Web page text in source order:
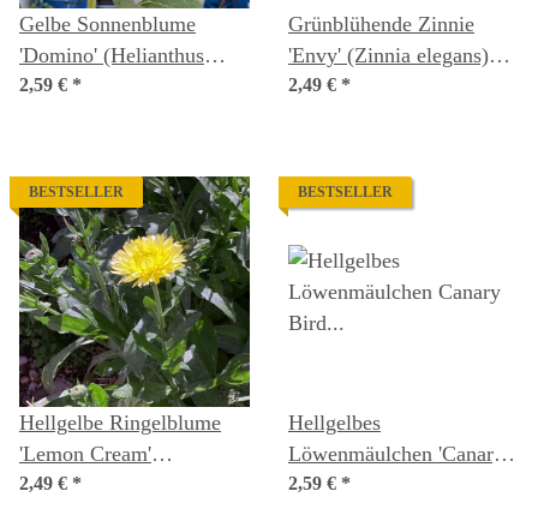
Gelbe Sonnenblume
'Domino' (Helianthus
annuus) Samen
2,59 € *
Grünblühende Zinnie
'Envy' (Zinnia elegans)
Samen
2,49 € *
BESTSELLER
Hellgelbe Ringelblume
'Lemon Cream'
(Calendula officinalis)
2,49 € *
BESTSELLER
Hellgelbes
Löwenmäulchen 'Canary
Bird' (Antirrhinum majus)
2,59 € *